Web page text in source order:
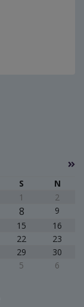
S
N
1
2
8
9
15
16
22
23
29
30
5 6